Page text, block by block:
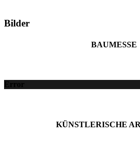
Bilder
BAUMESSE
Error
KÜNSTLERISCHE